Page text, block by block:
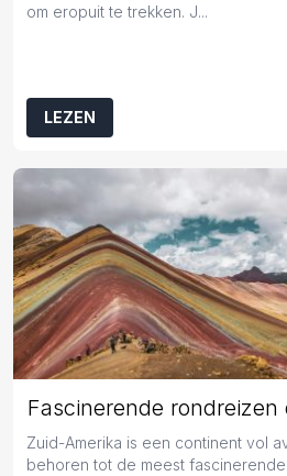
om eropuit te trekken. J...
LEZEN
Fascinerende rondreizen
Zuid-Amerika is een continent vol
behoren tot de meest